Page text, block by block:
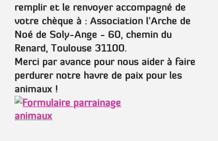
remplir et le renvoyer accompagné de
votre chèque à : Association l'Arche de
Noé de Soly-Ange - 60, chemin du
Renard, Toulouse 31100.
Merci par avance pour nous aider à faire
perdurer notre havre de paix pour les
animaux !